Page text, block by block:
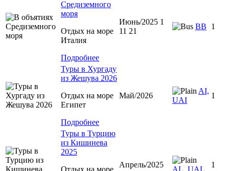
Средиземного
моря
Отдых на море
Италия
Подробнее
Июнь/2025 1
11 21
BB 1
Туры в Хургаду
из Жешува 2026
Отдых на море
Египет
Подробнее
Май/2026
AI,
UAI
1
Туры в Турцию
из Кишинева
2025
Отдых на море
Апрель/2025
AL, UAL
1